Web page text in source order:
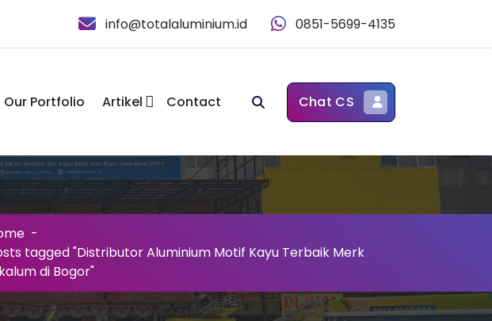
info@totalaluminium.id 0851-5699-4135
Our Portfolio Artikel Contact Chat CS
-
tagged "Distributor Aluminium Motif Kayu Terbaik Merk
di Bogor"